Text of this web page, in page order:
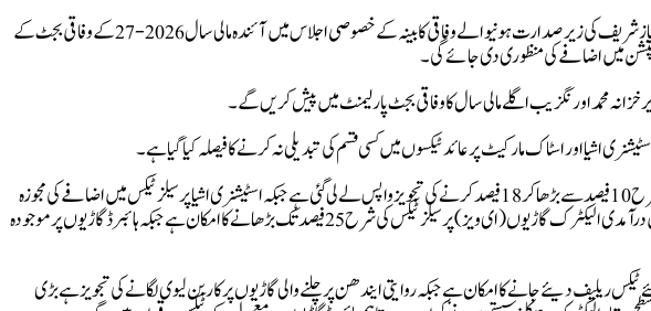
رپورٹ کے مطابق آج وزیراعظم میاں شہبازشریف کی زیر صدارت ہونیو الے وفاقی کابینہ کے خصوصی اجلاس میں آئندہ مالی سال2026-27 کے وفاقی بجٹ کے
میں اضافے کی منظوری دی جائے گی۔
خزانہ محمد اورنگزیب اگلے مالی سال کا وفاقی بجٹ پارلیمنٹ میں پیش کریں گے۔
اشیا اور اسٹاک مارکیٹ پر عائد ٹیکسوں میں کسی قسم کی تبدیلی نہ کرنے کا فیصلہ کیا گیا ہے۔
ذرائع کے مطابق سولر پینلز پر سیلز ٹیکس کی شرح 10 فیصد سے بڑھا کر 18 فیصد کرنے کی تجویز واپس لے لی گئی ہے جبکہ اسٹیشنری اشیا پر سیلز ٹیکس میں اضافے کی مجوزہ
تجویز بھی بجٹ کا حصہ نہیں بنے گی،بجٹ میں درآمدی الیکٹرک گاڑیوں (ای ویز) پر سیلز ٹیکس کی شرح 25 فیصد تک بڑھانے کا امکان ہے جبکہ ہائبرڈ گاڑیوں پر موجودہ
ریلیف دیئے جانے کا امکان ہے جبکہ روایتی ایندھن پر چلنے والی گاڑیوں پر کاربن لیوی لگانے کی تجویز ہے بڑی